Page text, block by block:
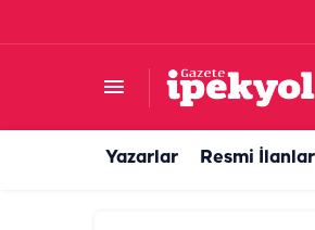
Yazarlar Resmi İlanlar